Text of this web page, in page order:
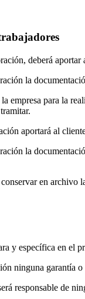
deberá
la
empresa para la
aportará al
la
en
y específica en el
ninguna garantía
responsable de